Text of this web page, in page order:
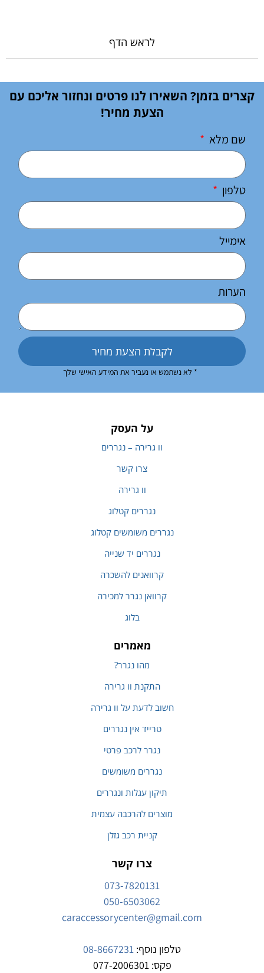
לראש הדף
קצרים בזמן? השאירו לנו פרטים ונחזור אליכם עם
הצעת מחיר!
שם מלא
טלפון
אימייל
הערות
לקבלת הצעת מחיר
* לא נשתמש או נעביר את המידע האישי שלך
על העסק
וו גרירה – נגררים
צרו קשר
וו גרירה
נגררים קטלוג
נגררים משומשים קטלוג
נגררים יד שנייה
קרוואנים להשכרה
קרוואן נגרר למכירה
בלוג
מאמרים
מהו נגרר?
התקנת וו גרירה
חשוב לדעת על וו גרירה
טרייד אין נגררים
נגרר לרכב פרטי
נגררים משומשים
תיקון עגלות ונגררים
מוצרים להרכבה עצמית
קניית רכב גזלן
צרו קשר
073-7820131
050-6503062
caraccessorycenter@gmail.com
טלפון נוסף: 08-8667231
פקס: 077-2006301